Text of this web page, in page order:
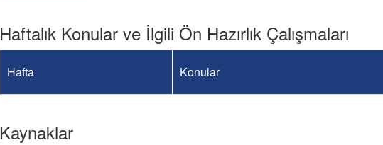
Haftalık Konular ve İlgili Ön Hazırlık Çalışmaları
Hafta Konular
Kaynaklar